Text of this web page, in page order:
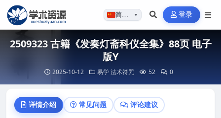
简体…▼ 登录
2509323 古籍《发奏灯斋科仪全集》88页 电子
版Y
2025-10-12 易学 法术符咒 52 0
详情介绍 常见问题 评论建议